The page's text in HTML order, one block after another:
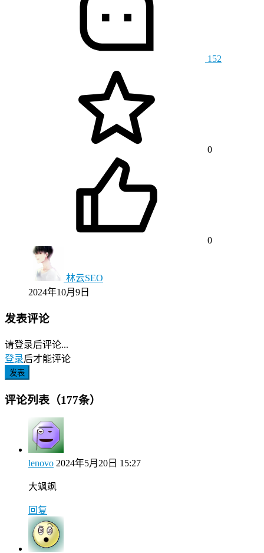
152
0
0
林云SEO
2024年10月9日
发表评论
请登录后评论...
登录后才能评论
发表
评论列表（177条）
lenovo 2024年5月20日 15:27
大飒飒
回复